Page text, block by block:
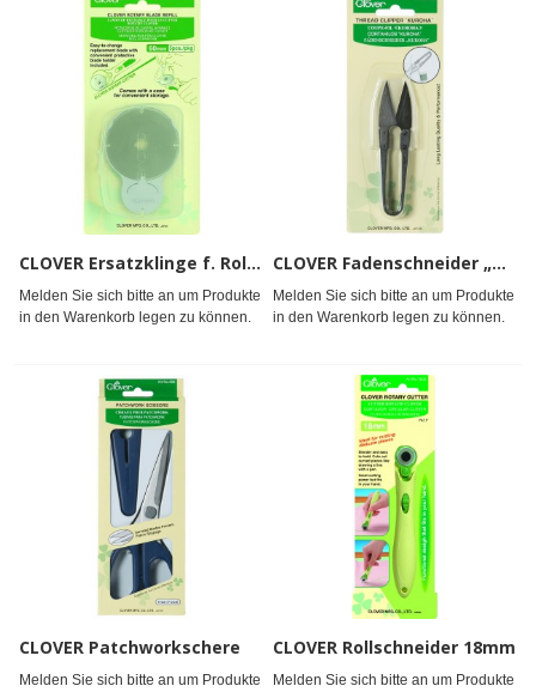
CLOVER Ersatzklinge f. Rollschneider 60mm 5Stk.
Melden Sie sich bitte an um Produkte
in den Warenkorb legen zu können.
CLOVER Fadenschneider „Kuroha“
Melden Sie sich bitte an um Produkte
in den Warenkorb legen zu können.
CLOVER Patchworkschere
Melden Sie sich bitte an um Produkte
CLOVER Rollschneider 18mm
Melden Sie sich bitte an um Produkte